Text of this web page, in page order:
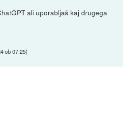
ali uporabljaš kaj drugega
ob 07:25)